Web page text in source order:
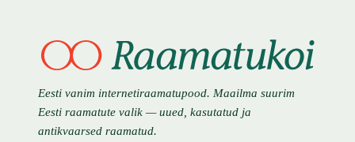
Eesti vanim internetiraamatupood. Maailma suurim
Eesti raamatute valik — uued, kasutatud ja
antikvaarsed raamatud.